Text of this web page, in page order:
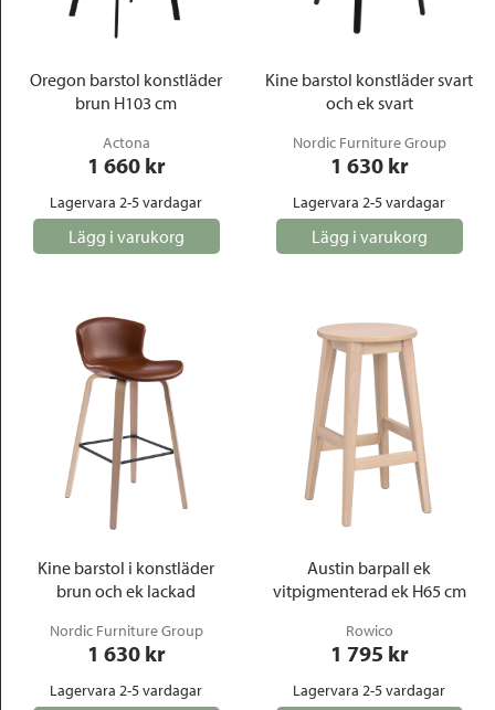
Oregon barstol konstläder
brun H103 cm
Actona
1 660 kr
Lagervara 2-5 vardagar
Lägg i varukorg
Kine barstol konstläder svart
och ek svart
Nordic Furniture Group
1 630 kr
Lagervara 2-5 vardagar
Lägg i varukorg
Kine barstol i konstläder
brun och ek lackad
Nordic Furniture Group
1 630 kr
Lagervara 2-5 vardagar
Austin barpall ek
vitpigmenterad ek H65 cm
Rowico
1 795 kr
Lagervara 2-5 vardagar